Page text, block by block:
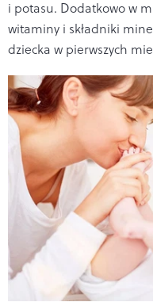
i potasu. Dodatkowo w
witaminy i składniki
dziecka w pierwszych